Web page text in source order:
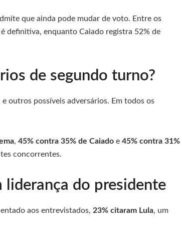
que ainda pode mudar de voto. Entre os
definitiva, enquanto Caiado registra 52% de
de segundo turno?
outros possíveis adversários. Em todos os
, 45% contra 35% de Caiado e 45% contra 31%
concorrentes.
do presidente
aos entrevistados, 23% citaram Lula, um